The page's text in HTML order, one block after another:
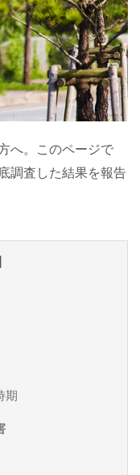
へ。このページで
調査した結果を報告
期